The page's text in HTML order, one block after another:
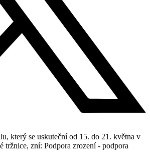
který se uskuteční od 15. do 21. května v
tržnice, zní: Podpora zrození - podpora